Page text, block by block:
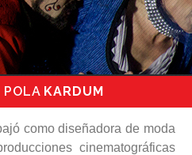
POLA KARDUM
como diseñadora de moda
cinematográficas